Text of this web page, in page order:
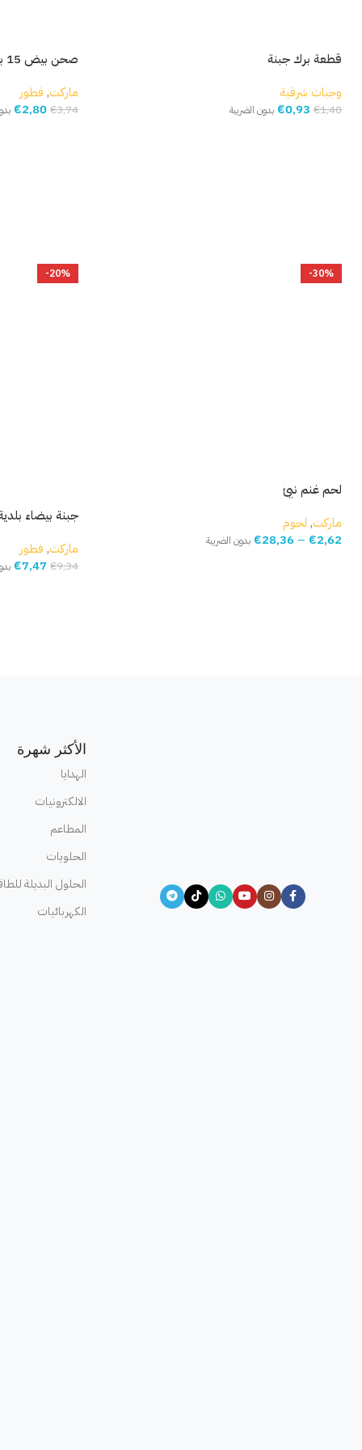
قطعة برك جبنة
وجبات شرقية
€1,40
€0,93 بدون الضريبة
صحن بيض 15 بيضة
ماركت, فطور
€3,74
€2,80
-30%
لحم غنم نيئ
ماركت, لحوم
€2,62
–
€28,36 بدون الضريبة
-20%
جبنة بيضاء بلدية
ماركت, فطور
€9,34
€7,47
الأكثر شهرة
الهدايا
الالكترونيات
المطاعم
الحلويات
الحلول البديلة
الكهربائيات